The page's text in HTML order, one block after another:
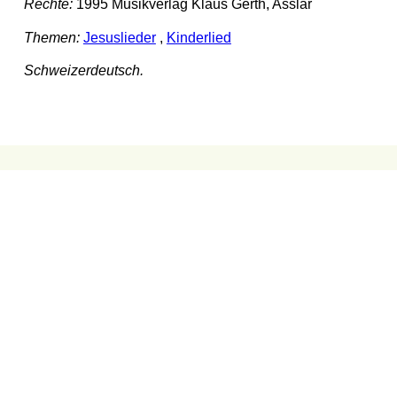
Rechte:1995 Musikverlag Klaus Gerth, Asslar
Themen: Jesuslieder, Kinderlied
Schweizerdeutsch.